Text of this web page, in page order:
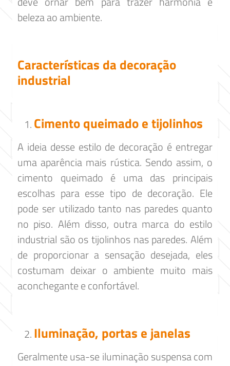
beleza ao ambiente.
Características da decoração
industrial
Cimento queimado e tijolinhos
A ideia desse estilo de decoração é entregar
uma aparência mais rústica. Sendo assim, o
cimento queimado é uma das principais
escolhas para esse tipo de decoração. Ele
pode ser utilizado tanto nas paredes quanto
no piso. Além disso, outra marca do estilo
industrial são os tijolinhos nas paredes. Além
de proporcionar a sensação desejada, eles
costumam deixar o ambiente muito mais
aconchegante e confortável.
Iluminação, portas e janelas
Geralmente usa-se iluminação suspensa com